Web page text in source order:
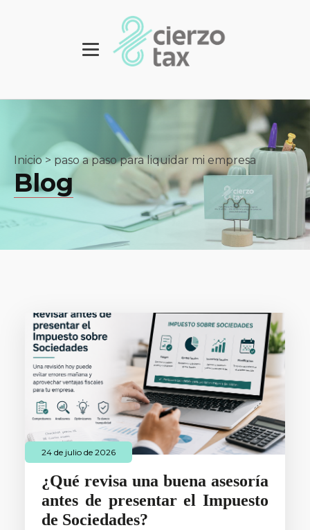
Inicio> paso a paso para liquidar mi empresa
Blog
24 de julio de 2026
¿Qué revisa una buena asesoría
antes de presentar el Impuesto
de Sociedades?